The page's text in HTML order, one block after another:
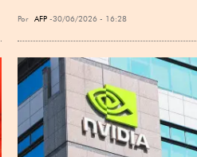
Por AFP 30/06/2026 - 16:28